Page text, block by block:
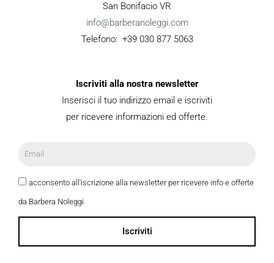
San Bonifacio VR
info@barberanoleggi.com
Telefono: +39 030 877 5063
Iscriviti alla nostra newsletter
Inserisci il tuo indirizzo email e iscriviti
per ricevere informazioni ed offerte.
acconsento all'iscrizione alla newsletter per ricevere info e offerte
da Barbera Noleggi
Iscriviti